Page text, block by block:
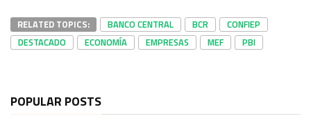
RELATED TOPICS: BANCO CENTRAL BCR
CONFIEP
DESTACADO
ECONOMÍA EMPRESAS MEF PBI
POPULAR POSTS